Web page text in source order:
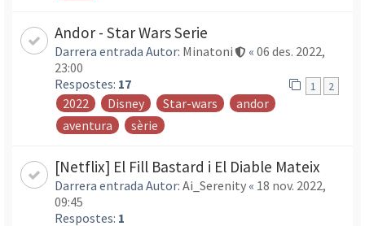
Andor - Star Wars Serie
Darrera entrada Autor: Minatoni « 06 des. 2022,
23:00
Respostes: 17 1 2
2022 Disney Star-wars
andor
aventura
sèrie
[Netflix] El Fill Bastard i El Diable Mateix
Darrera entrada Autor: Ai_Serenity « 18 nov. 2022,
09:45
Respostes: 1